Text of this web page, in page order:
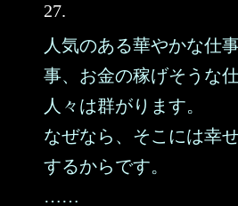
27.
人気のある華やかな仕
事、お金の稼げそうな
人々は群がります。
なぜなら、そこには幸
するからです。
……